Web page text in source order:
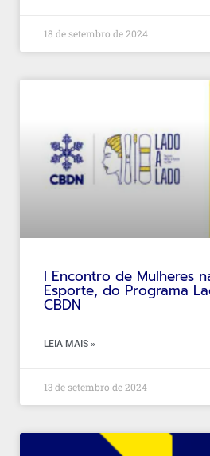
18 de setembro de 2024
I Encontro de Mulheres
Esporte, do Programa
CBDN
LEIA MAIS »
13 de setembro de 2024